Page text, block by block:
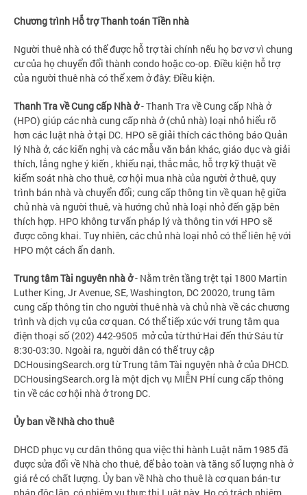
Chương trình Hỗ trợ Thanh toán Tiền nhà
Người thuê nhà có thể được hỗ trợ tài chính nếu họ bơ vơ vì chung
cư của họ chuyển đổi thành condo hoặc co-op. Điều kiện hỗ trợ
của người thuê nhà có thể xem ở đây: Điều kiện.
Thanh Tra về Cung cấp Nhà ở- Thanh Tra về Cung cấp Nhà ở
(HPO) giúp các nhà cung cấp nhà ở (chủ nhà) loại nhỏ hiểu rõ
hơn các luật nhà ở tại DC. HPO sẽ giải thích các thông báo Quản
lý Nhà ở, các kiến nghị và các mẫu văn bản khác, giáo dục và giải
thích, lắng nghe ý kiến , khiếu nại, thắc mắc, hỗ trợ kỹ thuật về
kiểm soát nhà cho thuê, cơ hội mua nhà của người ở thuê, quy
trình bán nhà và chuyển đổi; cung cấp thông tin về quan hệ giữa
chủ nhà và người thuê, và hướng chủ nhà loại nhỏ đến gặp bên
thích hợp. HPO không tư vấn pháp lý và thông tin với HPO sẽ
được công khai. Tuy nhiên, các chủ nhà loại nhỏ có thể liên hệ với
HPO một cách ẩn danh.
Trung tâm Tài nguyên nhà ở- Nằm trên tầng trệt tại 1800 Martin
Luther King, Jr Avenue, SE, Washington, DC 20020, trung tâm
cung cấp thông tin cho người thuê nhà và chủ nhà về các chương
trình và dịch vụ của cơ quan. Có thể tiếp xúc với trung tâm qua
điện thoại số (202) 442-9505 mở cửa từ thứ Hai đến thứ Sáu từ
8:30-03:30. Ngoài ra, người dân có thể truy cập
DCHousingSearch.org từ Trung tâm Tài nguyện nhà ở của DHCD.
DCHousingSearch.org là một dịch vụ MIỄN PHÍ cung cấp thông
tin về các cơ hội nhà ở trong DC.
Ủy ban về Nhà cho thuê
DHCD phục vụ cư dân thông qua việc thi hành Luật năm 1985 đã
được sửa đổi về Nhà cho thuê, để bảo toàn và tăng số lượng nhà ở
giá rẻ có chất lượng. Ủy ban về Nhà cho thuê là cơ quan bán-tư